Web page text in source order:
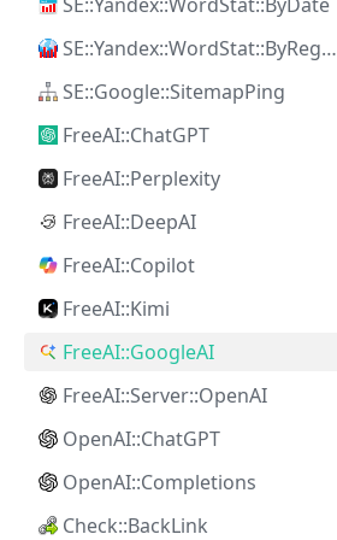
SE::Yandex::WordStat::ByRegion
SE::Google::SitemapPing
FreeAI::ChatGPT
FreeAI::Perplexity
FreeAI::DeepAI
FreeAI::Copilot
FreeAI::Kimi
FreeAI::GoogleAI
FreeAI::Server::OpenAI
OpenAI::ChatGPT
OpenAI::Completions
Check::BackLink